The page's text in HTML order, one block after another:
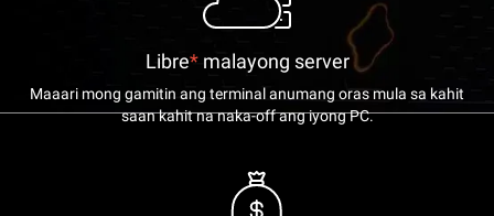
Libre*malayong server
Maaari mong gamitin ang terminal anumang oras mula sa kahit
saan kahit na naka-off ang iyong PC.